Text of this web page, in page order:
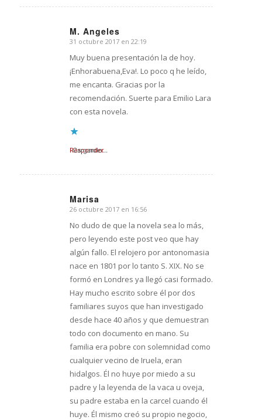
M. Angeles
Dice:
31 octubre 2017 en 22:19
Muy buena presentación la de hoy.
¡Enhorabuena,Eva!. Lo poco q he leído,
me encanta. Gracias por la
recomendación. Suerte para Emilio Lara
con esta novela.
Cargando...
Responder
Marisa
Dice:
26 octubre 2017 en 16:56
No dudo de que la novela sea lo más,
pero leyendo este post veo que hay
algún fallo. El relojero por antonomasia
nace en 1801 por lo tanto S. XIX. No se
formó en Londres ya llegó casi formado.
Hay mucho escrito sobre él por dos
familiares suyos que han investigado
desde hace 40 años y que demuestran
todo con documento en mano. Su
familia era pobre con solemnidad como
cualquier vecino de Iruela, eran
hidalgos. Él no huye por miedo a su
padre y la leyenda de la vaca u oveja,
su padre estaba en la carcel cuando él
huye. Él mismo creó su propio negocio,